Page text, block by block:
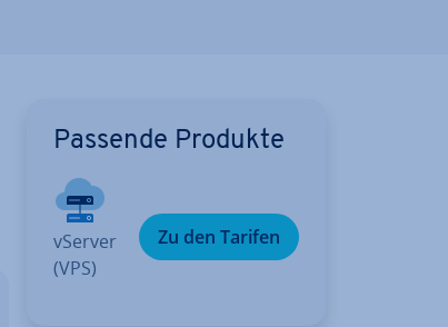
Passende Produkte
vServer
(VPS)
Zu den Tarifen